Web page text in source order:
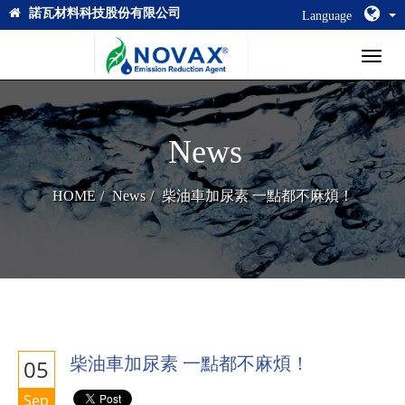
諾瓦材料科技股份有限公司 Language
Toggle
News
HOME News 柴油車加尿素 一點都不麻煩！
05
Sep
柴油車加尿素 一點都不麻煩！